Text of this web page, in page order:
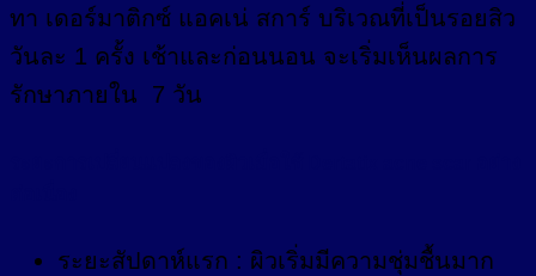
ทา เดอร์มาติกซ์ แอคเน่ สการ์ บริเวณที่เป็นรอยสิว
วันละ 1 ครั้ง เช้าและก่อนนอน จะเริ่มเห็นผลการ
รักษาภายใน 7 วัน
ระยะสัปดาห์แรก : ผิวเริ่มมีความชุ่มชื้นมาก